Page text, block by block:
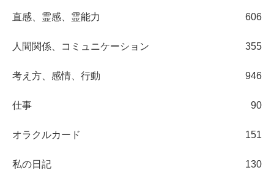
直感、霊感、霊能力 606
人間関係、コミュニケーション 355
考え方、感情、行動 946
仕事 90
オラクルカード 151
私の日記 130